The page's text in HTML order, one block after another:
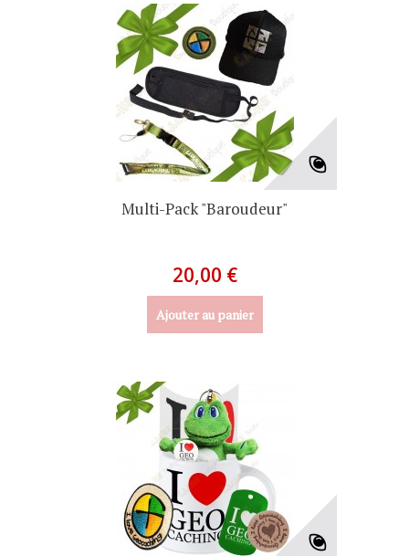
Multi-Pack "Baroudeur"
20,00 €
Ajouter au panier